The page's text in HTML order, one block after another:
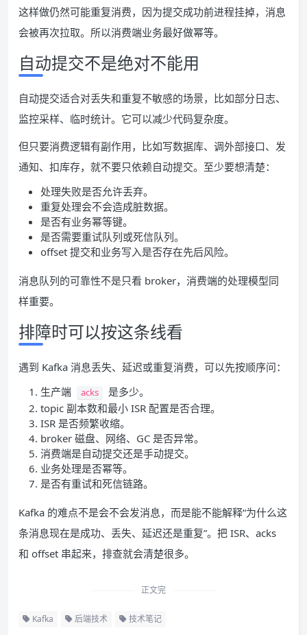
这样做仍然可能重复消费，因为提交成功前进程挂掉，消息
会被再次拉取。所以消费端业务最好做幂等。
自动提交不是绝对不能用
自动提交适合对丢失和重复不敏感的场景，比如部分日志、
监控采样、临时统计。它可以减少代码复杂度。
但只要消费逻辑有副作用，比如写数据库、调外部接口、发
通知、扣库存，就不要只依赖自动提交。至少要想清楚：
处理失败是否允许丢弃。
重复处理会不会造成脏数据。
是否有业务幂等键。
是否需要重试队列或死信队列。
offset 提交和业务写入是否存在先后风险。
消息队列的可靠性不是只看 broker，消费端的处理模型同
样重要。
排障时可以按这条线看
遇到 Kafka 消息丢失、延迟或重复消费，可以先按顺序问：
生产端
acks
是多少。
topic 副本数和最小 ISR 配置是否合理。
ISR 是否频繁收缩。
broker 磁盘、网络、GC 是否异常。
消费端是自动提交还是手动提交。
业务处理是否幂等。
是否有重试和死信链路。
Kafka 的难点不是会不会发消息，而是能不能解释“为什么这
条消息现在是成功、丢失、延迟还是重复”。把 ISR、acks
和 offset 串起来，排查就会清楚很多。
正文完
Kafka 后端技术 技术笔记